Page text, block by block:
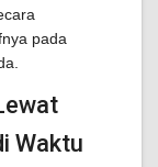
pada
Waktu